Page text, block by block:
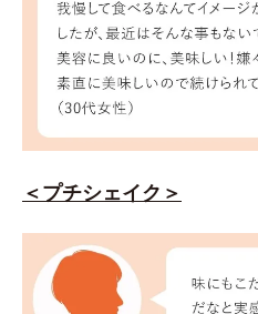
＜プチシェイク＞